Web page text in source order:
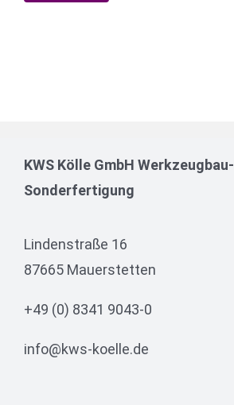
KWS Kölle GmbH Werkzeugbau-
Sonderfertigung
Lindenstraße 16
87665 Mauerstetten
+49 (0) 8341 9043-0
info@kws-koelle.de